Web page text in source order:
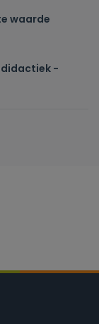
waarde
-